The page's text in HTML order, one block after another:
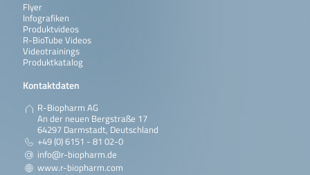
Flyer
Infografiken
Produktvideos
R-BioTube Videos
Videotrainings
Produktkatalog
Kontaktdaten
R-Biopharm AG
An der neuen Bergstraße 17
64297 Darmstadt, Deutschland
+49 (0) 6151 - 81 02-0
info@r-biopharm.de
www.r-biopharm.com